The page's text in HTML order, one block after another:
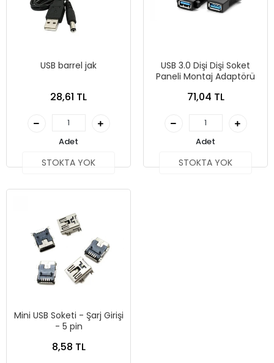
USB barrel jak
28,61 TL
Adet
STOKTA YOK
USB 3.0 Dişi Dişi Soket
Paneli Montaj Adaptörü
71,04 TL
Adet
STOKTA YOK
Mini USB Soketi - Şarj Girişi
- 5 pin
8,58 TL